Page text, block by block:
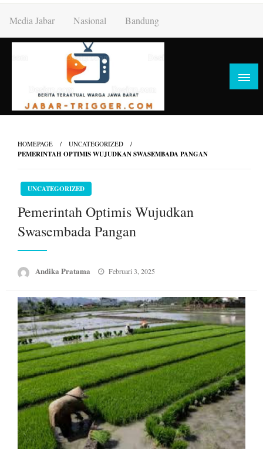
content
Media Jabar Nasional Bandung
HOMEPAGE UNCATEGORIZED
PEMERINTAH OPTIMIS WUJUDKAN SWASEMBADA PANGAN
UNCATEGORIZED
Pemerintah Optimis Wujudkan
Swasembada Pangan
Andika Pratama
Posted
Februari 3, 2025